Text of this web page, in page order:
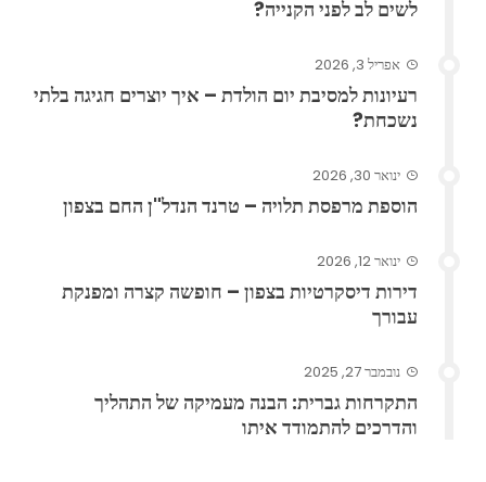
לשים לב לפני הקנייה?
אפריל 3, 2026
רעיונות למסיבת יום הולדת – איך יוצרים חגיגה בלתי
נשכחת?
ינואר 30, 2026
הוספת מרפסת תלויה – טרנד הנדל"ן החם בצפון
ינואר 12, 2026
דירות דיסקרטיות בצפון – חופשה קצרה ומפנקת
עבורך
נובמבר 27, 2025
התקרחות גברית: הבנה מעמיקה של התהליך
והדרכים להתמודד איתו